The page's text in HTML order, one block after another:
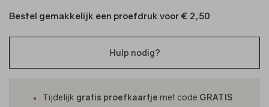
Bestel gemakkelijk een proefdruk voor € 2,50
Hulp nodig?
Tijdelijk gratis proefkaartje met code GRATIS